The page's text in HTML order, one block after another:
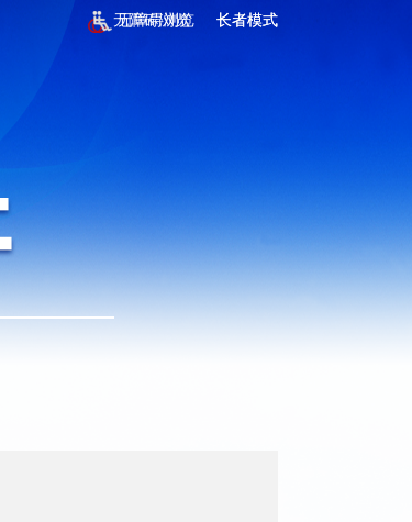
无障碍浏览 长者模式
无障碍浏览 长者模式